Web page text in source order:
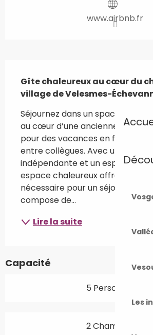
Les
www.airbnb.fr
Gîte chaleureux au cœur du
village de Velesmes-
Séjournez dans un spacieux
au cœur d’une ancienne ferme
pour des vacances en famille,
entre collègues. Avec une entrée
indépendante et un espace
espace chaleureux offre tout le
nécessaire pour un séjour
compose de...
Lire la suite
Capacité
5 Personne(s)
2 Chambre(s)